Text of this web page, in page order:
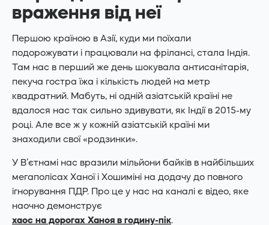
враження від неї
Першою країною в Азії, куди ми поїхали
подорожувати і працювали на фрілансі, стала Індія.
Там нас в перший же день шокувала антисанітарія,
пекуча гостра їжа і кількість людей на метр
квадратний. Мабуть, ні одній азіатській країні не
вдалося нас так сильно здивувати, як Індії в 2015-му
році. Але все ж у кожній азіатській країні ми
знаходили свої «родзинки».
У В’єтнамі нас вразили мільйони байків в найбільших
мегаполісах Ханої і Хошиміні на додачу до повного
ігнорування ПДР. Про це у нас на каналі є відео, яке
наочно демонструє
хаос на дорогах Ханоя в годину-пік